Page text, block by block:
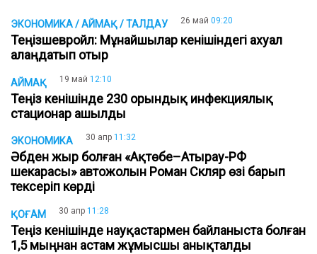
ЭКОНОМИКА / АЙМАҚ / ТАЛДАУ 26 май 09:20
Теңізшевройл: Мұнайшылар кенішіндегі ахуал
алаңдатып отыр
АЙМАҚ 19 май 12:10
Теңіз кенішінде 230 орындық инфекциялық
стационар ашылды
ЭКОНОМИКА 30 апр 11:32
Әбден жыр болған «Ақтөбе–Атырау-РФ
шекарасы» автожолын Роман Скляр өзі барып
тексеріп көрді
ҚОҒАМ 30 апр 11:28
Теңіз кенішінде науқастармен байланыста болған​
1,5 мыңнан астам жұмысшы анықталды